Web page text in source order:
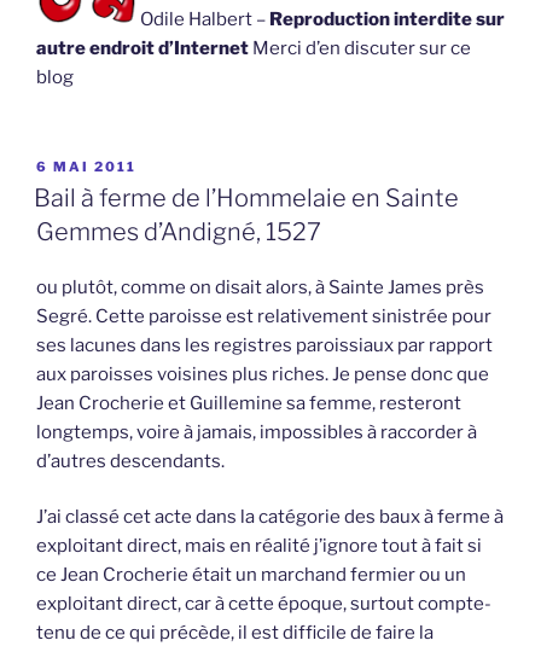
Odile Halbert – Reproduction interdite sur
autre endroit d’Internet Merci d’en discuter sur ce
blog
PUBLIÉ
LE
6 MAI 2011
Bail à ferme de l’Hommelaie en Sainte
Gemmes d’Andigné, 1527
ou plutôt, comme on disait alors, à Sainte James près
Segré. Cette paroisse est relativement sinistrée pour
ses lacunes dans les registres paroissiaux par rapport
aux paroisses voisines plus riches. Je pense donc que
Jean Crocherie et Guillemine sa femme, resteront
longtemps, voire à jamais, impossibles à raccorder à
d’autres descendants.
J’ai classé cet acte dans la catégorie des baux à ferme à
exploitant direct, mais en réalité j’ignore tout à fait si
ce Jean Crocherie était un marchand fermier ou un
exploitant direct, car à cette époque, surtout compte-
tenu de ce qui précède, il est difficile de faire la